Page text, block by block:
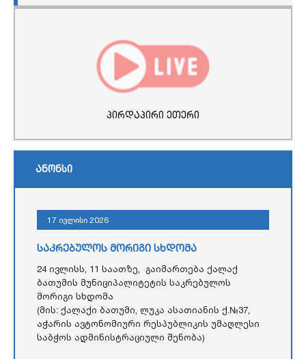
პირდაპირი ეთერი
ანონსი
17 ივლისი 2026
საკრებულოს მორიგი სხდომა
24 ივლისს, 11 საათზე, გაიმართება ქალაქ
ბათუმის მუნიციპალიტეტის საკრებულოს
მორიგი სხდომა
(მის: ქალაქი ბათუმი, ლუკა ასათიანის ქ.№37,
აჭარის ავტონომიური რესპუბლიკის უმაღლესი
საბჭოს ადმინისტრაციული შენობა)